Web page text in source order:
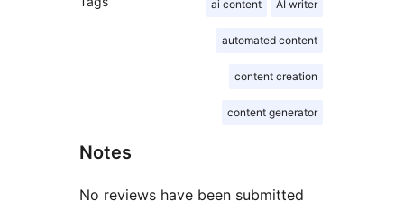
ai content AI writer
automated content
content creation
content generator
Notes
No reviews have been submitted